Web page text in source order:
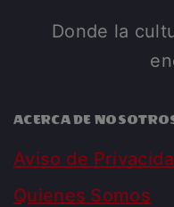
Donde la
ACERCA DE
Aviso de
Quienes Somos